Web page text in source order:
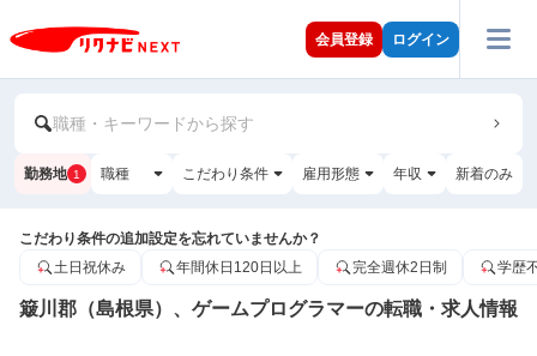
会員登録 ログイン
職種・キーワードから探す
勤務地 1 職種 こだわり条件 雇用形態 年収 新着のみ
こだわり条件の追加設定を忘れていませんか？
土日祝休み
年間休日120日以上 完全週休2日制 学歴
簸川郡（島根県）、ゲームプログラマーの転職・求人情報